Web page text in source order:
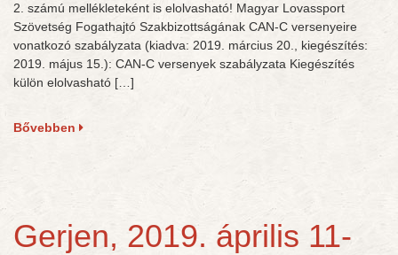
2. számú mellékleteként is elolvasható! Magyar Lovassport
Szövetség Fogathajtó Szakbizottságának CAN-C versenyeire
vonatkozó szabályzata (kiadva: 2019. március 20., kiegészítés:
2019. május 15.): CAN-C versenyek szabályzata Kiegészítés
külön elolvasható […]
Bővebben
Gerjen, 2019. április 11-